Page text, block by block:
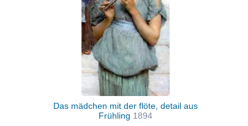
Das mädchen mit der flöte, detail aus
Frühling 1894